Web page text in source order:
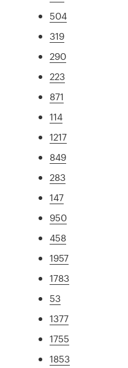
504
319
290
223
871
114
1217
849
283
147
950
458
1957
1783
53
1377
1755
1853